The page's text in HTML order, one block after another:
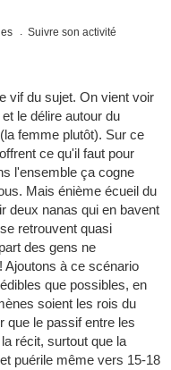
Suivre son activité
vif du sujet. On vient voir
le délire autour du
femme plutôt). Sur ce
ce qu'il faut pour
l'ensemble ça cogne
Mais énième écueil du
deux nanas qui en bavent
retrouvent quasi
des gens ne
Ajoutons à ce scénario
que possibles, en
soient les rois du
que le passif entre les
récit, surtout que la
puérile même vers 15-18